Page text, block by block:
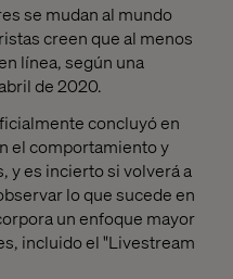
se mudan al mundo
creen que al menos
línea, según una
de 2020.
concluyó en
el comportamiento y
y es incierto si volverá a
lo que sucede en
un enfoque mayor
incluido el "Livestream